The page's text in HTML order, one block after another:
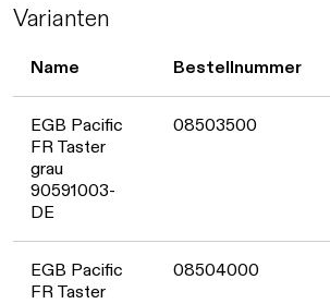
Varianten
Name Bestellnummer
EGB Pacific
FR Taster
grau
90591003-
DE
08503500
EGB Pacific
FR Taster
08504000